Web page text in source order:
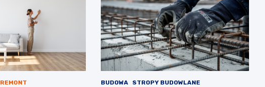
REMONT BUDOWA STROPY BUDOWLANE